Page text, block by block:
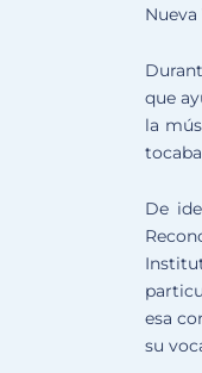
Nueva
que
la
De
esa
su